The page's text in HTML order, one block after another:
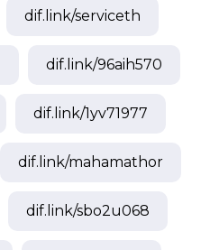
dif.link/serviceth
dif.link/96aih570
dif.link/1yv71977
dif.link/mahamathor
dif.link/sbo2u068